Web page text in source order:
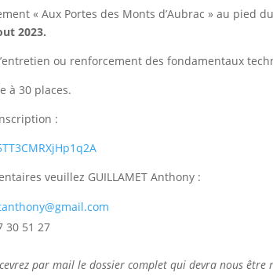
« Aux Portes des Monts d’Aubrac » au pied du
2023.
ou renforcement des fondamentaux
à 30 places.
:
veuillez GUILLAMET Anthony :
30 51 27
par mail le dossier complet qui devra nous être